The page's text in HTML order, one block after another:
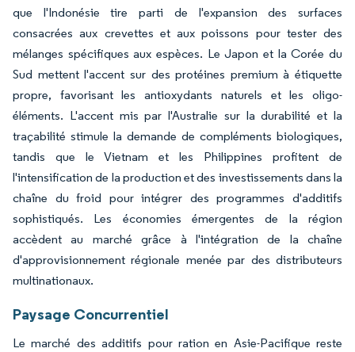
que l'Indonésie tire parti de l'expansion des surfaces
consacrées aux crevettes et aux poissons pour tester des
mélanges spécifiques aux espèces. Le Japon et la Corée du
Sud mettent l'accent sur des protéines premium à étiquette
propre, favorisant les antioxydants naturels et les oligo-
éléments. L'accent mis par l'Australie sur la durabilité et la
traçabilité stimule la demande de compléments biologiques,
tandis que le Vietnam et les Philippines profitent de
l'intensification de la production et des investissements dans la
chaîne du froid pour intégrer des programmes d'additifs
sophistiqués. Les économies émergentes de la région
accèdent au marché grâce à l'intégration de la chaîne
d'approvisionnement régionale menée par des distributeurs
multinationaux.
Paysage Concurrentiel
Le marché des additifs pour ration en Asie-Pacifique reste